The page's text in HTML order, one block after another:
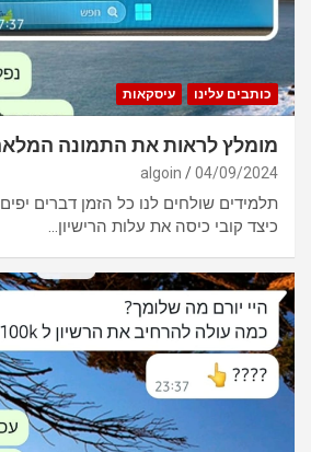
כותבים עלינו עיסקאות
מומלץ לראות את התמונה
04/09/2024
algoin
תלמידים שולחים לנו כל הזמן דברים
כיצד קובי כיסה את עלות הרישיון…